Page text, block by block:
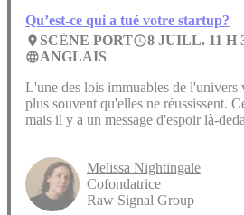
Qu’est-ce qui a tué votre startup?
place SCÈNE PORTaccess_time8 JUILL. 11 H
languageANGLAIS
L'une des lois immuables de l'univers
plus souvent qu'elles ne réussissent.
mais il y a un message d'espoir là-
Melissa Nightingale
Cofondatrice
Raw Signal Group